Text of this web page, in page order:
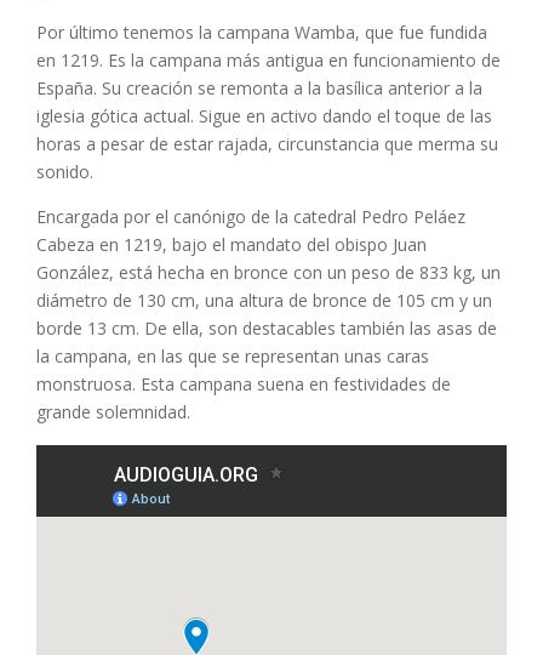
Por último tenemos la campana Wamba, que fue fundida
en 1219. Es la campana más antigua en funcionamiento de
España. Su creación se remonta a la basílica anterior a la
iglesia gótica actual. Sigue en activo dando el toque de las
horas a pesar de estar rajada, circunstancia que merma su
sonido.
Encargada por el canónigo de la catedral Pedro Peláez
Cabeza en 1219, bajo el mandato del obispo Juan
González, está hecha en bronce con un peso de 833 kg, un
diámetro de 130 cm, una altura de bronce de 105 cm y un
borde 13 cm. De ella, son destacables también las asas de
la campana, en las que se representan unas caras
monstruosa. Esta campana suena en festividades de
grande solemnidad.